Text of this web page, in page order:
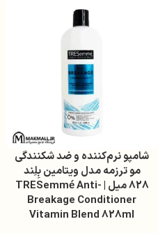
شامپو نرم‌کننده و ضد شکنندگی
مو ترزمه مدل ویتامین بِلِند
828 میل | TRESemmé Anti-
Breakage Conditioner
Vitamin Blend 828ml